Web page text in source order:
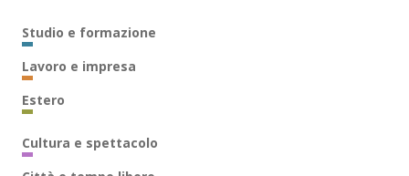
Studio e formazione
Lavoro e impresa
Estero
Cultura e spettacolo